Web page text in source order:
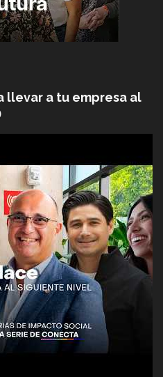
llevar a tu empresa al